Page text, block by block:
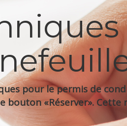
pour le permis de
bouton «Réserver».